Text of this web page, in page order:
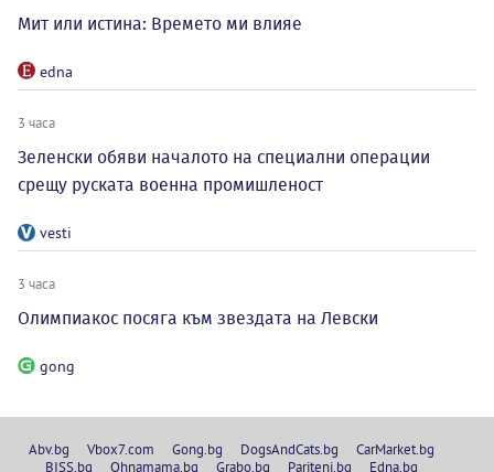
Мит или истина: Времето ми влияе
edna
3 часа
Зеленски обяви началото на специални операции
срещу руската военна промишленост
vesti
3 часа
Олимпиакос посяга към звездата на Левски
gong
Abv.bg Vbox7.com Gong.bg DogsAndCats.bg
CarMarket.bg
BISS.bg
Ohnamama.bg Grabo.bg Pariteni.bg Edna.bg